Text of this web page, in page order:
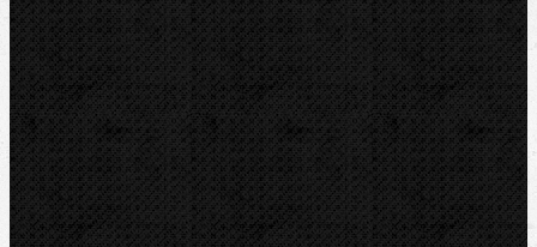
Závitořezy
Drážkovače
Pily